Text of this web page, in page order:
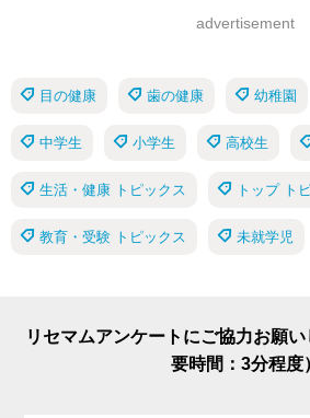
advertisement
目の健康 歯の健康 幼稚園
中学生 小学生 高校生
生活・健康 トピックス トップ ト
教育・受験 トピックス 未就学児
リセマムアンケートにご協力お願
要時間：3分程度）